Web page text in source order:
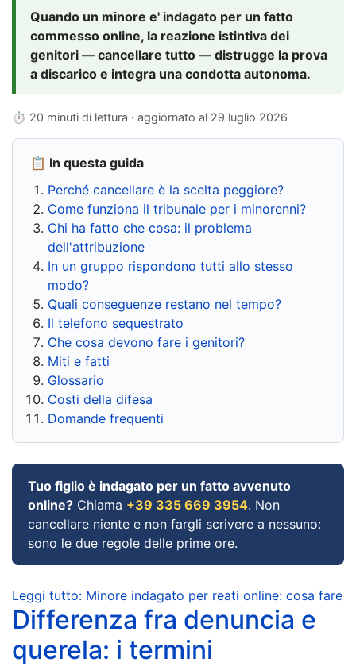
Quando un minore e' indagato per un fatto
commesso online, la reazione istintiva dei
genitori — cancellare tutto — distrugge la prova
a discarico e integra una condotta autonoma.
⏱ 20 minuti di lettura · aggiornato al 29 luglio 2026
📋 In questa guida
Perché cancellare è la scelta peggiore?
Come funziona il tribunale per i minorenni?
Chi ha fatto che cosa: il problema
dell'attribuzione
In un gruppo rispondono tutti allo stesso
modo?
Quali conseguenze restano nel tempo?
Il telefono sequestrato
Che cosa devono fare i genitori?
Miti e fatti
Glossario
Costi della difesa
Domande frequenti
Tuo figlio è indagato per un fatto avvenuto
online? Chiama +39 335 669 3954. Non
cancellare niente e non fargli scrivere a nessuno:
sono le due regole delle prime ore.
Leggi tutto: Minore indagato per reati online: cosa fare
Differenza fra denuncia e
querela: i termini